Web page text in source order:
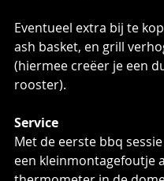
Eventueel extra bij te
ash basket, en grill
(hiermee creëer je een
rooster).
Service
Met de eerste bbq
een kleinmontagefoutje